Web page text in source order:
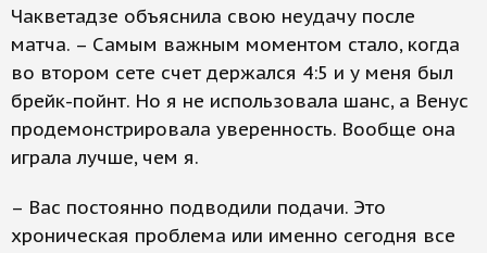
Чакветадзе объяснила свою неудачу после
матча. – Самым важным моментом стало, когда
во втором сете счет держался 4:5 и у меня был
брейк-пойнт. Но я не использовала шанс, а Венус
продемонстрировала уверенность. Вообще она
играла лучше, чем я.
– Вас постоянно подводили подачи. Это
хроническая проблема или именно сегодня все